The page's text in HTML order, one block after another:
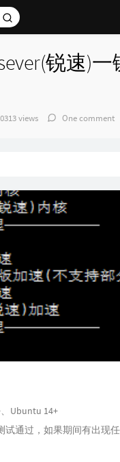
锐速)
views One comment
Ubuntu 14+
通过，如果期间有出现